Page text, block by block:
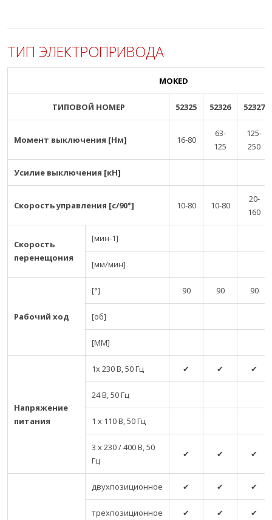
ТИП ЭЛЕКТРОПРИВОДА
MOKED
ТИПОВОЙ НОМЕР 52325 52326 52327
Момент выключения [Нм] 16-80
63-
125
125-
250
Усилие выключения [кН]
Скорость управления [с/90°] 10-80 10-80
20-
160
Скорость
перенещония
[мин-1]
[мм/мин]
Рабочий ход
[°] 90 90 90
[об]
[MM]
Напряжение
питания
1x 230 В, 50 Гц ✔ ✔ ✔
24 В, 50 Гц
1 x 110 В, 50 Гц
3 x 230 / 400 В, 50
Гц
✔ ✔ ✔
двухпозиционное ✔ ✔ ✔
трехпозиционное ✔ ✔ ✔